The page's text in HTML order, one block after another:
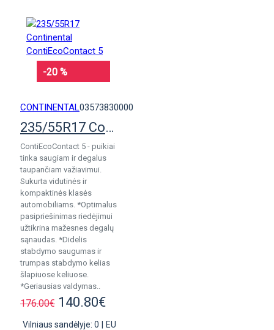
-20 %
CONTINENTAL03573830000
235/55R17 Continental ContiEcoContact 5
ContiEcoContact 5 - puikiai
tinka saugiam ir degalus
taupančiam važiavimui.
Sukurta vidutinės ir
kompaktinės klasės
automobiliams. *Optimalus
pasipriešinimas riedėjimui
užtikrina mažesnes degalų
sąnaudas. *Didelis
stabdymo saugumas ir
trumpas stabdymo kelias
šlapiuose keliuose.
*Geriausias valdymas..
176.00€ 140.80€
Vilniaus sandėlyje: 0
EU